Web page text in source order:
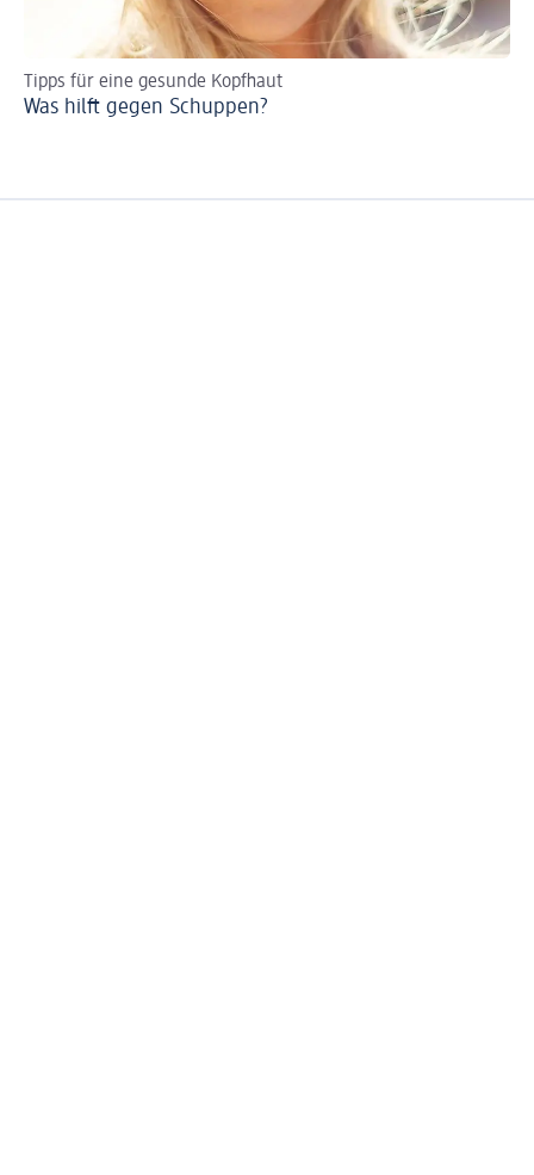
Tipps für eine gesunde Kopfhaut
Was hilft gegen Schuppen?